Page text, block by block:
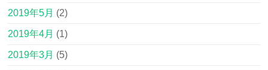
2019年5月 (2)
2019年4月 (1)
2019年3月 (5)